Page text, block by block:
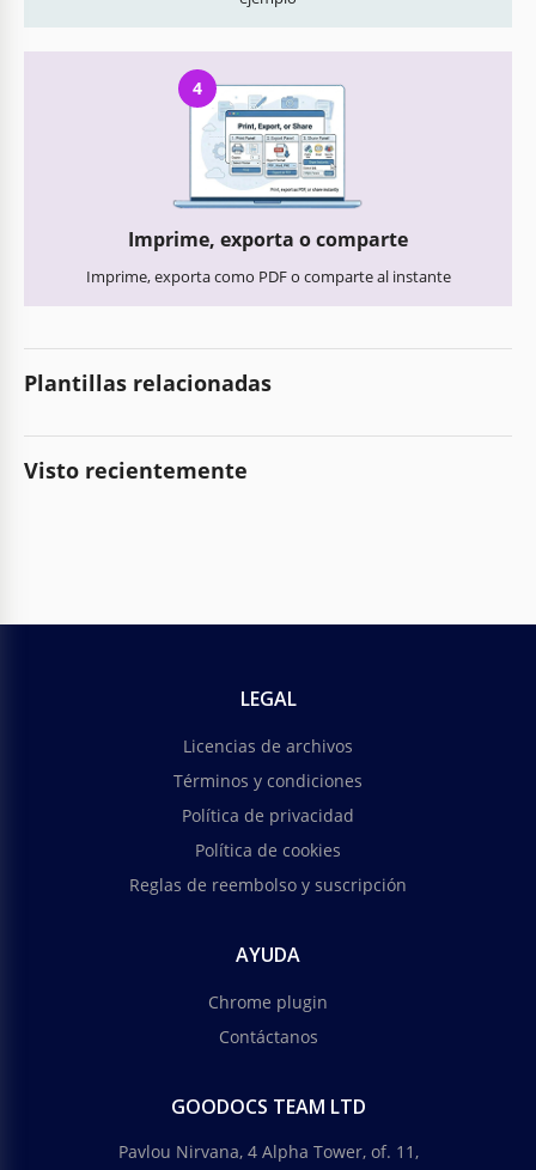
4
Imprime, exporta o comparte
Imprime, exporta como PDF o comparte al instante
Plantillas relacionadas
Visto recientemente
LEGAL
Licencias de archivos
Términos y condiciones
Política de privacidad
Política de cookies
Reglas de reembolso y suscripción
AYUDA
Chrome plugin
Contáctanos
GOODOCS TEAM LTD
Pavlou Nirvana, 4 Alpha Tower, of. 11,